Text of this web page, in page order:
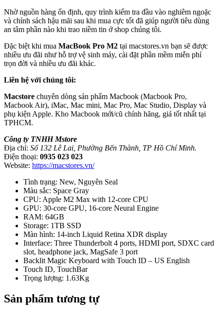
Nhờ nguồn hàng ổn định, quy trình kiểm tra đầu vào nghiêm ngoặc
và chính sách hậu mãi sau khi mua cực tốt đã giúp người tiêu dùng
an tâm phần nào khi trao niềm tin ở shop chúng tôi.
Đặc biệt khi mua MacBook Pro M2 tại macstores.vn bạn sẽ được
nhiều ưu đãi như hỗ trợ vệ sinh máy, cài đặt phần mềm miễn phí
trọn đời và nhiều ưu đãi khác.
Liên hệ với chúng tôi:
Macstore chuyên dòng sản phẩm Macbook (Macbook Pro,
Macbook Air), iMac, Mac mini, Mac Pro, Mac Studio, Display và
phụ kiện Apple. Kho Macbook mới/cũ chính hãng, giá tốt nhất tại
TPHCM.
Công ty TNHH Mstore
Địa chỉ: Số 132 Lê Lai, Phường Bến Thành, TP Hồ Chí Minh.
Điện thoại: 0935 023 023
Website: https://macstores.vn/
Tình trạng: New, Nguyên Seal
Màu sắc: Space Gray
CPU: Apple M2 Max with 12‑core CPU
GPU: 30‑core GPU, 16‑core Neural Engine
RAM: 64GB
Storage: 1TB SSD
Màn hình: 14-inch Liquid Retina XDR display
Interface: Three Thunderbolt 4 ports, HDMI port, SDXC card
slot, headphone jack, MagSafe 3 port
Backlit Magic Keyboard with Touch ID – US English
Touch ID, TouchBar
Trọng lượng: 1.63Kg
Sản phẩm tương tự